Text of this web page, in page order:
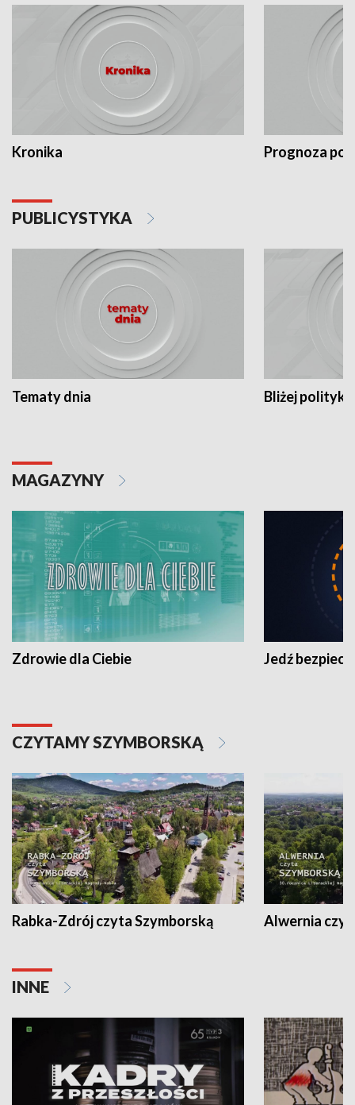
Kronika Prognoza
PUBLICYSTYKA
Tematy dnia Bliżej polityki
MAGAZYNY
Zdrowie dla Ciebie Jedź
CZYTAMY SZYMBORSKĄ
Rabka-Zdrój czyta Szymborską Alwernia
INNE